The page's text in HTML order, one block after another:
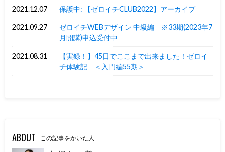
2021.12.07 保護中: 【ゼロイチCLUB2022】アーカイブ
2021.09.27
ゼロイチWEBデザイン 中級編 ※33期(2023年7
月開講)申込受付中
2021.08.31
【実録！】45日でここまで出来ました！ゼロイ
チ体験記 ＜入門編55期＞
ABOUT この記事をかいた人